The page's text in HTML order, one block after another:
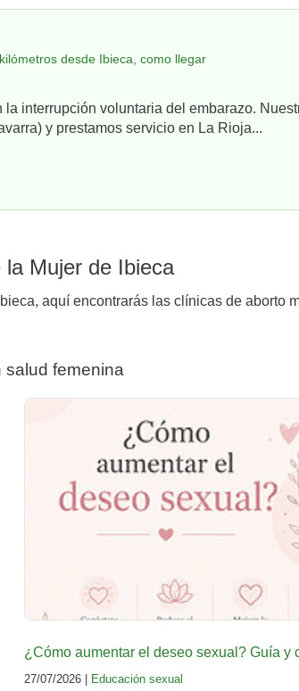
desde Ibieca, como llegar
la interrupción voluntaria del embarazo.
y prestamos servicio en La Rioja...
Mujer de Ibieca
aquí encontrarás las clínicas de aborto
salud femenina
¿Cómo aumentar el deseo sexual? Guía y
27/07/2026 | Educación sexual